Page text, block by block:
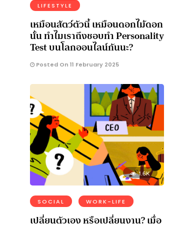
LIFESTYLE
เหมือนสัตว์ตัวนี้ เหมือนดอกไม้ดอก
นั้น ทำไมเราถึงชอบทำ Personality
Test บนโลกออนไลน์กันนะ?
Posted On 11 February 2025
1.6K
SOCIAL WORK-LIFE
เปลี่ยนตัวเอง หรือเปลี่ยนงาน? เมื่อ